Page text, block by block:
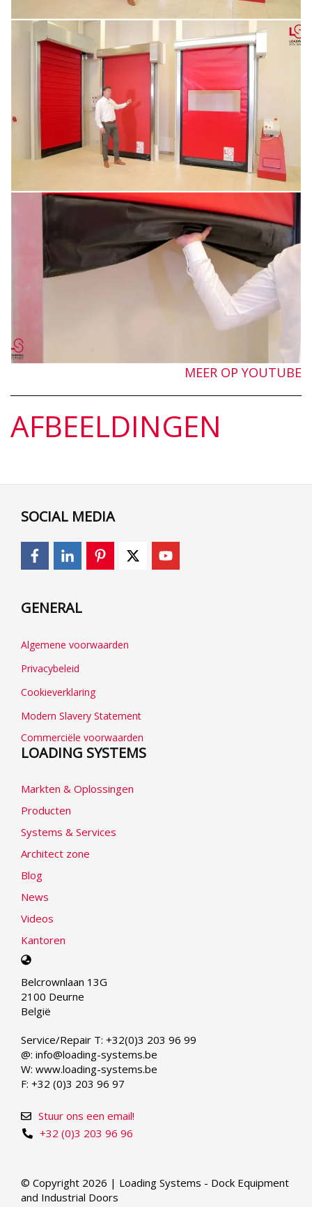
MEER OP YOUTUBE
AFBEELDINGEN
SOCIAL MEDIA
GENERAL
Algemene voorwaarden
Privacybeleid
Cookieverklaring
Modern Slavery Statement
Commerciële voorwaarden
LOADING SYSTEMS
Markten & Oplossingen
Producten
Systems & Services
Architect zone
Blog
News
Videos
Kantoren
Select
language
Belcrownlaan 13G
2100 Deurne
België
Service/Repair T: +32(0)3 203 96 99
@: info@loading-systems.be
W: www.loading-systems.be
F: +32 (0)3 203 96 97
+32 (0)3 203 96 96
Stuur ons een email!
© Copyright 2026 | Loading Systems - Dock Equipment
and Industrial Doors